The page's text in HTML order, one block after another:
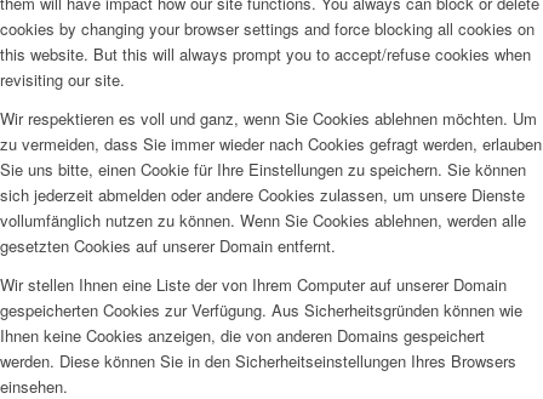
cookies by changing your browser settings and force blocking all cookies on
this website. But this will always prompt you to accept/refuse cookies when
revisiting our site.
Wir respektieren es voll und ganz, wenn Sie Cookies ablehnen möchten. Um
zu vermeiden, dass Sie immer wieder nach Cookies gefragt werden, erlauben
Sie uns bitte, einen Cookie für Ihre Einstellungen zu speichern. Sie können
sich jederzeit abmelden oder andere Cookies zulassen, um unsere Dienste
vollumfänglich nutzen zu können. Wenn Sie Cookies ablehnen, werden alle
gesetzten Cookies auf unserer Domain entfernt.
Wir stellen Ihnen eine Liste der von Ihrem Computer auf unserer Domain
gespeicherten Cookies zur Verfügung. Aus Sicherheitsgründen können wie
Ihnen keine Cookies anzeigen, die von anderen Domains gespeichert
werden. Diese können Sie in den Sicherheitseinstellungen Ihres Browsers
einsehen.